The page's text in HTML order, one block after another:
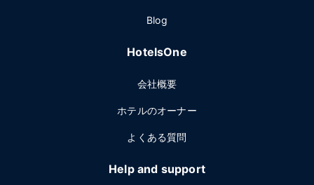
Blog
HotelsOne
会社概要
ホテルのオーナー
よくある質問
Help and support